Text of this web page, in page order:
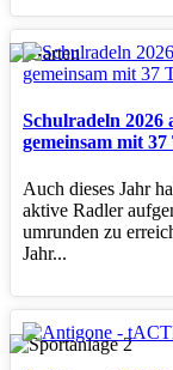
Schulradeln 2026
gemeinsam mit
Auch dieses Jahr
aktive Radler
umrunden zu
Jahr...